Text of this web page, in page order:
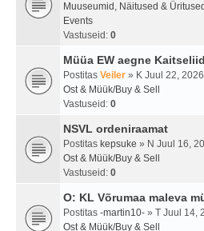
Muuseumid, Näitused &
Events
Vastuseid: 0
Müüa EW aegne
Postitas Veiler » K Juul 22,
Ost & Müük/Buy & Sell
Vastuseid: 0
NSVL ordeniraamat
Postitas kepsuke » N Juul 16,
Ost & Müük/Buy & Sell
Vastuseid: 0
O: KL Võrumaa maleva
Postitas -martin10- » T Juul 14,
Ost & Müük/Buy & Sell